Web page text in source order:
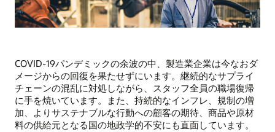
COVID-19パンデミックの余波の中、製造業企業は今なおダ
メージからの回復を果たせずにいます。継続的なサプライ
チェーンの混乱に対処しながら、スタッフ全員の職場復帰
に手を焼いています。また、持続的なインフレ、規制の増
加、よりサステナブルな行動への顧客の期待、商品や原材
料の供給元となる国の地政学的不安にも直面しています。